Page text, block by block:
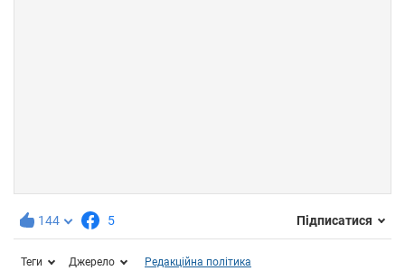
144 5 Підписатися
Теги Джерело Редакційна політика